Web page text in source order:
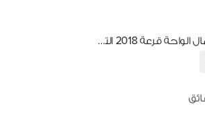
ارض للبيع اكتوبر الجديدة أحياء بادية شمال الواحة قرعة 2018 التكملي مميزة الحي الثالث